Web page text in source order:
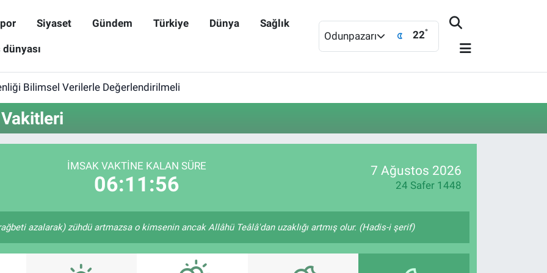
Siyaset Gündem Türkiye Dünya Sağlık
Odunpazarı 22°
Bilimsel Verilerle Değerlendirilmeli
İMSAK VAKTINE KALAN SÜRE
06:11:56
7 Ağustos 2026
24 Safer 1448
azalarak) zühdü artmazsa o kimsenin ancak Allâhü Teâlâ'dan uzaklığı artmış olur. (Hadis-i şerif)